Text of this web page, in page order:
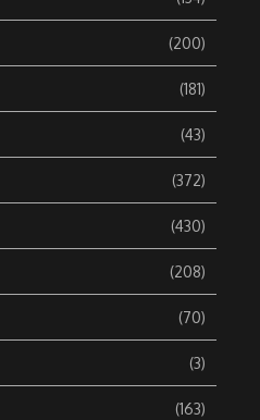
(200)
(181)
(43)
(372)
(430)
(208)
(70)
(3)
(163)